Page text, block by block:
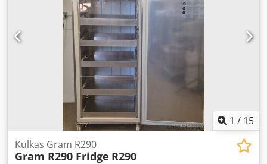
1 / 15
Kulkas Gram R290
Gram R290 Fridge R290